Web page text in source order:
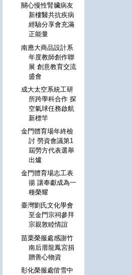
關心慢性腎臟病友
新樓醫共抗疾病
經驗分享會充滿
正能量
南應大商品設計系
年度教師創作聯
展 創意教育交流
盛會
成大太空系統工研
所跨學科合作 探
空氣球任務啟航
新標竿
金門體育場年終檢
討 勞資會議第1
屆勞方代表選舉
出爐
金門體育場志工表
揚 讓奉獻成為一
種榮耀
臺灣劉氏文化學會
至金門宗祠參拜
宗親敦睦情誼
苗栗榮服處感謝竹
南后厝龍鳳宮捐
贈善心物資
彰化榮服處偕雪中